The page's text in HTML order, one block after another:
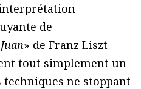
de
» de Franz Liszt
tout simplement un
ne stoppant